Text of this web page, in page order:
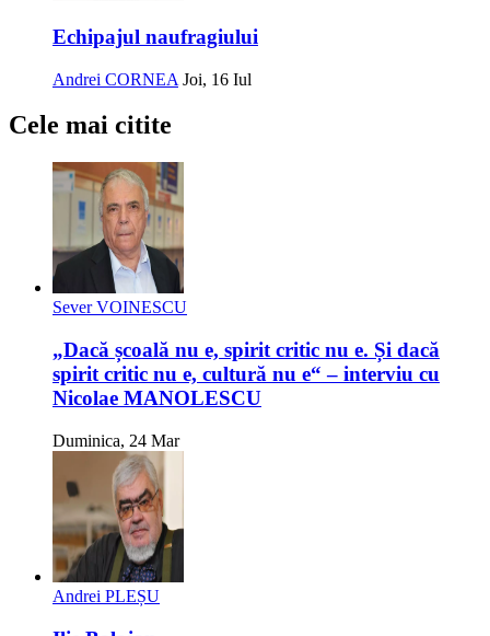
Echipajul naufragiului
Andrei CORNEA Joi, 16 Iul
Cele mai citite
Sever VOINESCU
„Dacă școală nu e, spirit critic nu e. Și dacă
spirit critic nu e, cultură nu e“ – interviu cu
Nicolae MANOLESCU
Duminica, 24 Mar
Andrei PLEȘU